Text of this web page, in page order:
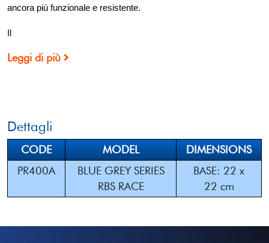
ancora più funzionale e resistente.
Leggi di più
Dettagli
CODE MODEL
DIMENSIONS
PR400A
BLUE GREY SERIES
RBS RACE
BASE: 22 x
22 cm